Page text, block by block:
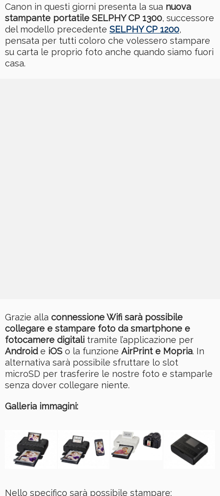
Canon in questi giorni presenta la sua nuova
stampante portatile SELPHY CP 1300, successore
del modello precedente SELPHY CP 1200,
pensata per tutti coloro che volessero stampare
su carta le proprio foto anche quando siamo fuori
casa.
Grazie alla connessione Wifi sarà possibile
collegare e stampare foto da smartphone e
fotocamere digitali tramite l’applicazione per
Androide iOS o la funzione AirPrint e Mopria. In
alternativa sarà possibile sfruttare lo slot
microSD per trasferire le nostre foto e stamparle
senza dover collegare niente.
Galleria immagini:
Nello specifico sarà possibile stampare: